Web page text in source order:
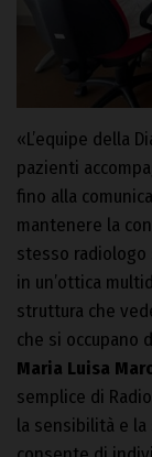
«L’equipe della
pazienti
fino alla
mantenere la
stesso radiologo
in un’ottica
struttura che
che si occupano
Maria Luisa
semplice di
la sensibilità e